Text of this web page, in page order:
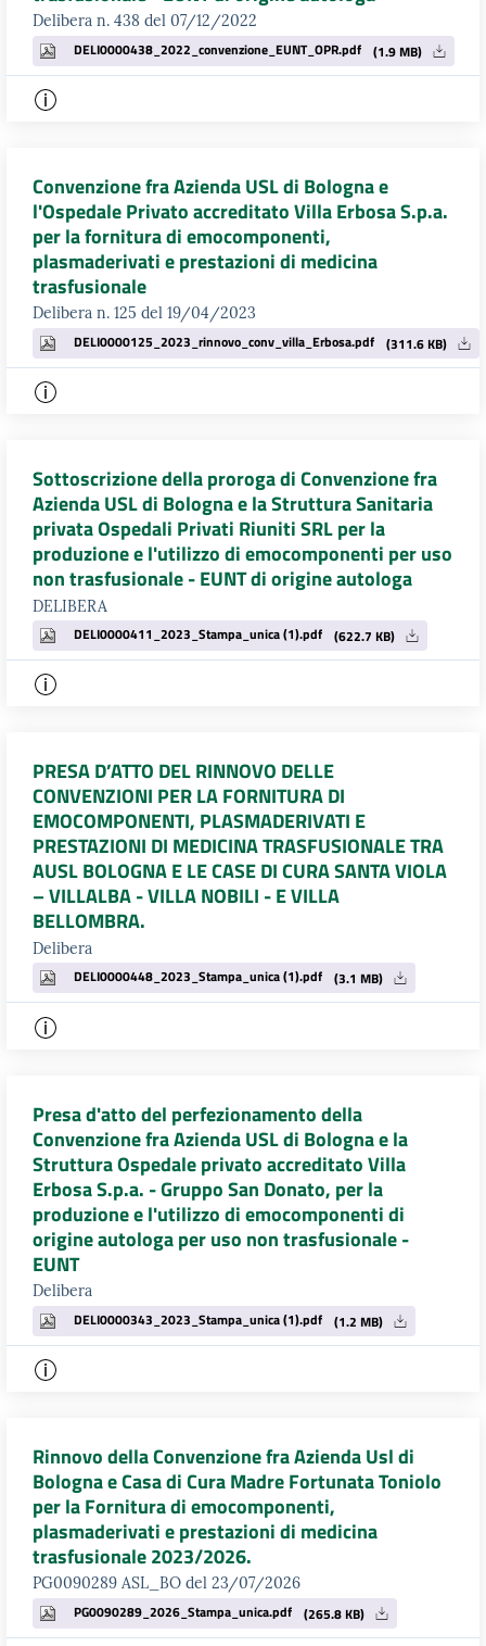
Delibera n. 438 del 07/12/2022
DELI0000438_2022_convenzione_EUNT_OPR.pdf (1.9 MB)
Convenzione fra Azienda USL di Bologna e
l'Ospedale Privato accreditato Villa Erbosa S.p.a.
per la fornitura di emocomponenti,
plasmaderivati e prestazioni di medicina
trasfusionale
Delibera n. 125 del 19/04/2023
DELI0000125_2023_rinnovo_conv_villa_Erbosa.pdf (311.6 KB)
Sottoscrizione della proroga di Convenzione fra
Azienda USL di Bologna e la Struttura Sanitaria
privata Ospedali Privati Riuniti SRL per la
produzione e l'utilizzo di emocomponenti per uso
non trasfusionale - EUNT di origine autologa
DELIBERA
DELI0000411_2023_Stampa_unica (1).pdf (622.7 KB)
PRESA D’ATTO DEL RINNOVO DELLE
CONVENZIONI PER LA FORNITURA DI
EMOCOMPONENTI, PLASMADERIVATI E
PRESTAZIONI DI MEDICINA TRASFUSIONALE TRA
AUSL BOLOGNA E LE CASE DI CURA SANTA VIOLA
– VILLALBA - VILLA NOBILI - E VILLA
BELLOMBRA.
Delibera
DELI0000448_2023_Stampa_unica (1).pdf (3.1 MB)
Presa d'atto del perfezionamento della
Convenzione fra Azienda USL di Bologna e la
Struttura Ospedale privato accreditato Villa
Erbosa S.p.a. - Gruppo San Donato, per la
produzione e l'utilizzo di emocomponenti di
origine autologa per uso non trasfusionale -
EUNT
Delibera
DELI0000343_2023_Stampa_unica (1).pdf (1.2 MB)
Rinnovo della Convenzione fra Azienda Usl di
Bologna e Casa di Cura Madre Fortunata Toniolo
per la Fornitura di emocomponenti,
plasmaderivati e prestazioni di medicina
trasfusionale 2023/2026.
PG0090289 ASL_BO del 23/07/2026
PG0090289_2026_Stampa_unica.pdf (265.8 KB)